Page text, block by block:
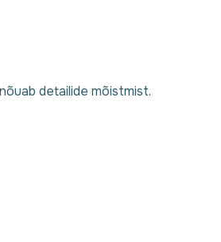
detailide mõistmist.